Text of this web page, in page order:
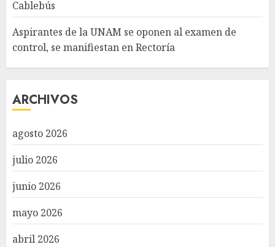
Cablebús
Aspirantes de la UNAM se oponen al examen de
control, se manifiestan en Rectoría
ARCHIVOS
agosto 2026
julio 2026
junio 2026
mayo 2026
abril 2026